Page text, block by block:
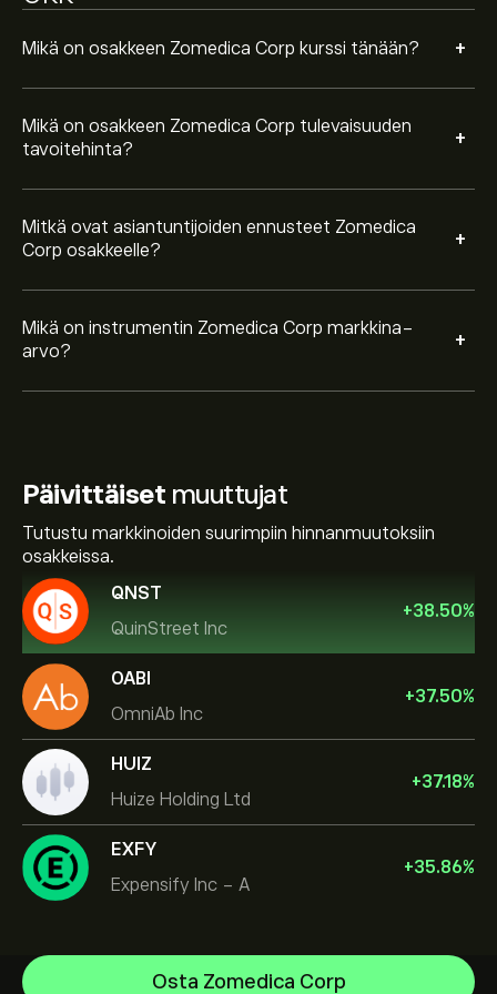
Mikä on osakkeen Zomedica Corp kurssi tänään? +
Mikä on osakkeen Zomedica Corp tulevaisuuden
tavoitehinta?
+
Mitkä ovat asiantuntijoiden ennusteet Zomedica
Corp osakkeelle?
+
Mikä on instrumentin Zomedica Corp markkina-
arvo?
+
Päivittäiset muuttujat
Tutustu markkinoiden suurimpiin hinnanmuutoksiin
osakkeissa.
QNST
QuinStreet Inc
+38.50%
OABI
OmniAb Inc
+37.50%
HUIZ
Huize Holding Ltd
+37.18%
EXFY
Expensify Inc - A
+35.86%
Osta Zomedica Corp
NVIDIA Corporation